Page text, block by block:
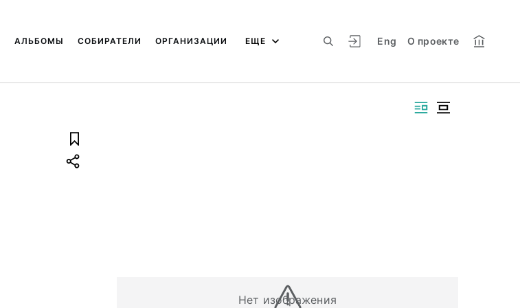
Eng О проекте
АЛЬБОМЫ СОБИРАТЕЛИ ОРГАНИЗАЦИИ ЕЩЕ
Нет изображения